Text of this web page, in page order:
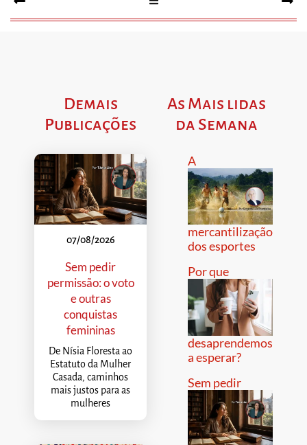
Demais
Publicações
07/08/2026
Sem pedir
permissão: o voto
e outras
conquistas
femininas
De Nísia Floresta ao
Estatuto da Mulher
Casada, caminhos
mais justos para as
mulheres
As Mais lidas
da Semana
A
mercantilização
dos esportes
Por que
desaprendemos
a esperar?
Sem pedir